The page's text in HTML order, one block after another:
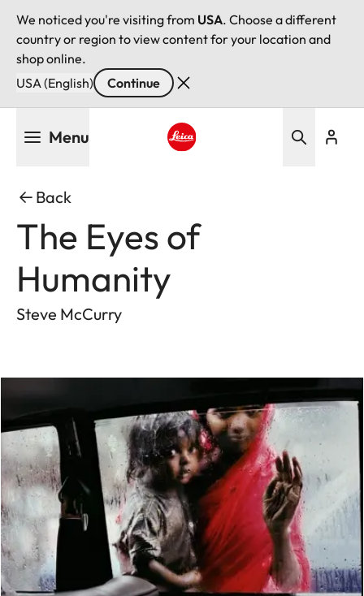
We noticed you're visiting from USA. Choose a different
country or region to view content for your location and
shop online.
USA (English)
Continue
Menu
Back
The Eyes of
Humanity
Steve McCurry